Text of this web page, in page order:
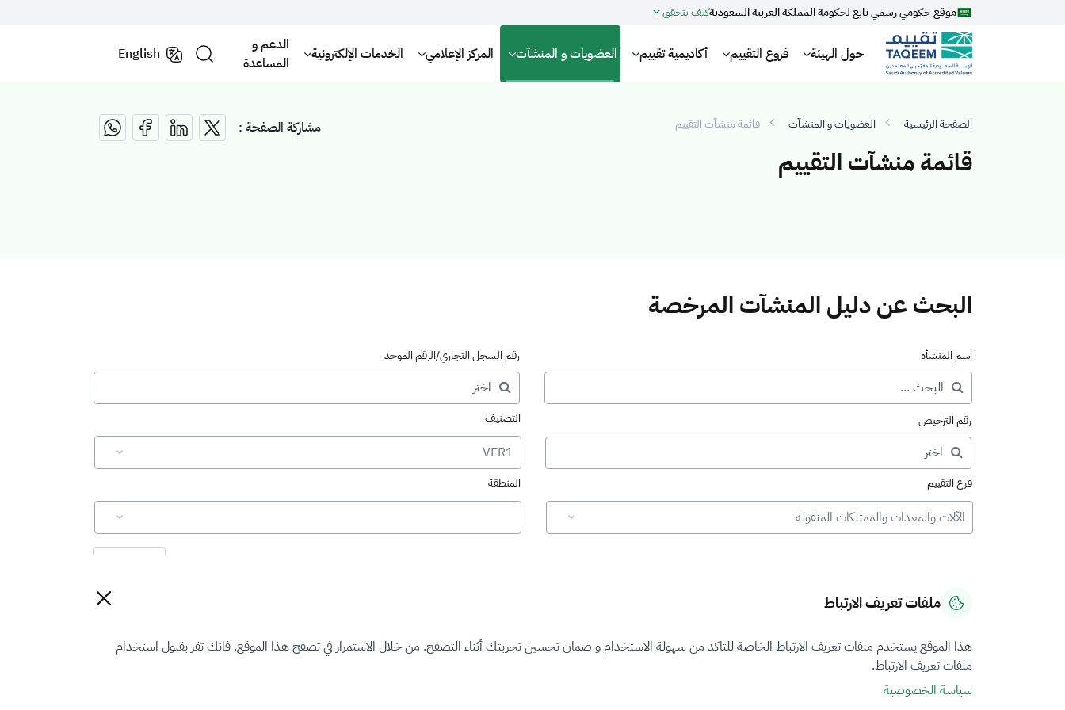
موقع حكومي رسمي تابع لحكومة المملكة العربية السعوديةكيف تتحقق
حول الهيئة فروع التقييم أكاديمية تقييم العضويات و المنشآت المركز الإعلامي الخدمات الإلكترونية
الدعم و
المساعدة
English
الصفحة الرئيسية العضويات و المنشآت قائمة منشآت التقييم مشاركة الصفحة :
قائمة منشآت التقييم
البحث عن دليل المنشآت المرخصة
اسم المنشأة رقم السجل التجاري/الرقم الموحد
رقم الترخيص التصنيف
VFR1
فرع التقييم
الآلات والمعدات والممتلكات المنقولة
المنطقة
ملفات تعريف الارتباط
هذا الموقع يستخدم ملفات تعريف الارتباط الخاصة للتاكد من سهولة الاستخدام و ضمان تحسين تجربتك أثناء التصفح. من خلال الاستمرار في تصفح هذا الموقع, فانك تقر بقبول استخدام
ملفات تعريف الارتباط.
سياسة الخصوصية